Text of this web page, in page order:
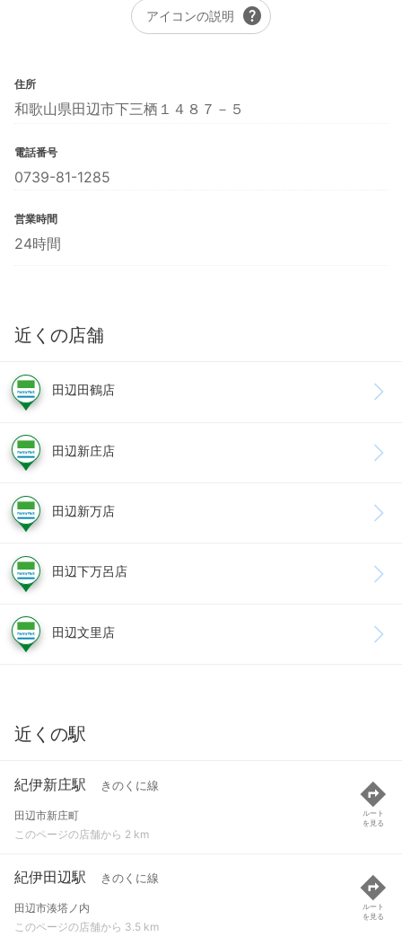
アイコンの説明 help
住所
和歌山県田辺市下三栖１４８７－５
電話番号
0739-81-1285
営業時間
24時間
近くの店舗
田辺田鶴店
田辺新庄店
田辺新万店
田辺下万呂店
田辺文里店
近くの駅
紀伊新庄駅 きのくに線
田辺市新庄町
このページの店舗から 2 km
ルート
を見る
紀伊田辺駅 きのくに線
田辺市湊塔ノ内
このページの店舗から 3.5 km
ルート
を見る